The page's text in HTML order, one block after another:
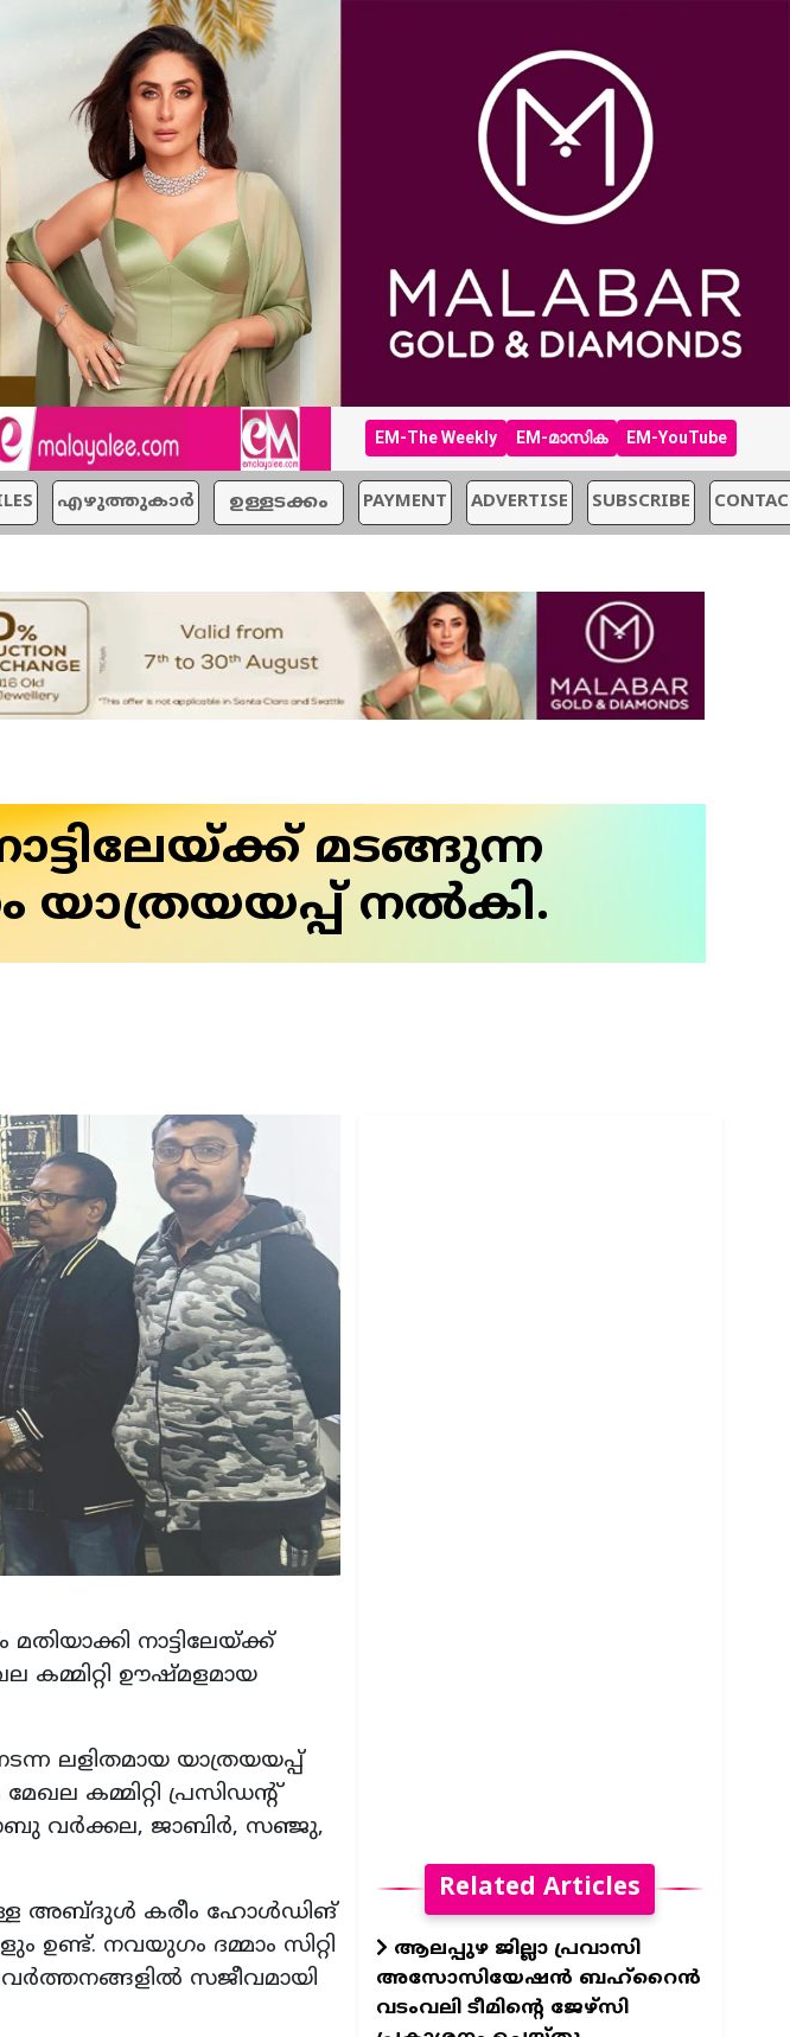
EM-The Weekly EM-മാസിക EM-YouTube
എഴുത്തുകാര്‍ ഉള്ളടക്കം PAYMENT ADVERTISE SUBSCRIBE
മടങ്ങുന്ന
നല്‍കി.
നാട്ടിലേയ്ക്ക്
കമ്മിറ്റി ഊഷ്മളമായ
ലളിതമായ യാത്രയയപ്പ്
കമ്മിറ്റി പ്രസിഡന്റ്
വര്‍ക്കല, ജാബിര്‍, സഞ്ജു,
അബ്ദുള്‍ കരീം ഹോള്‍ഡിങ്
ഉണ്ട്. നവയുഗം ദമ്മാം സിറ്റി
സജീവമായി
Related Articles
ആലപ്പുഴ ജില്ലാ പ്രവാസി
അസോസിയേഷന്‍ ബഹ്റൈന്‍
വടംവലി ടീമിന്റെ ജേഴ്സി